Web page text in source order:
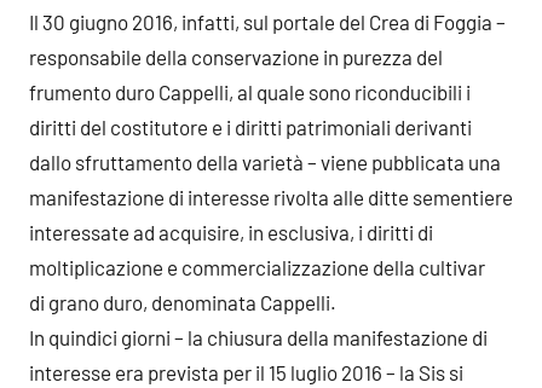
Il 30 giugno 2016, infatti, sul portale del Crea di Foggia –
responsabile della conservazione in purezza del
frumento duro Cappelli, al quale sono riconducibili i
diritti del costitutore e i diritti patrimoniali derivanti
dallo sfruttamento della varietà – viene pubblicata una
manifestazione di interesse rivolta alle ditte sementiere
interessate ad acquisire, in esclusiva, i diritti di
moltiplicazione e commercializzazione della cultivar
di grano duro, denominata Cappelli.
In quindici giorni – la chiusura della manifestazione di
interesse era prevista per il 15 luglio 2016 – la Sis si